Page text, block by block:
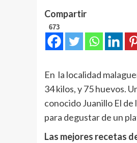
Compartir
673
En la localidad
34 kilos, y 75 huevos.
conocido Juanillo El de
para degustar de un
Las mejores recetas